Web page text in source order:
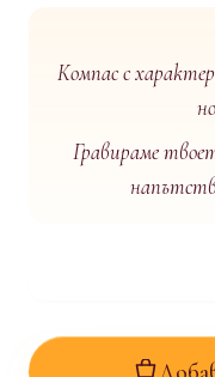
Компас с
Гравираме